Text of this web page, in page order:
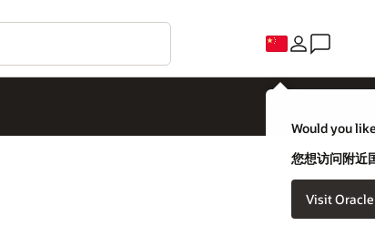
Would you
您想访问附近
Visit